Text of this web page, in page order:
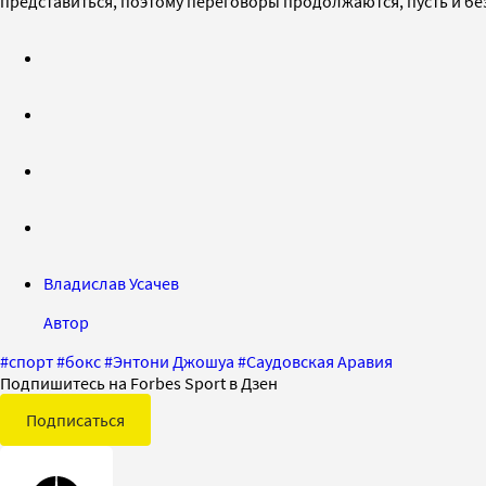
Владислав Усачев
Автор
#спорт#бокс#Энтони Джошуа #Саудовская Аравия
Подпишитесь на Forbes Sport в Дзен
Подписаться